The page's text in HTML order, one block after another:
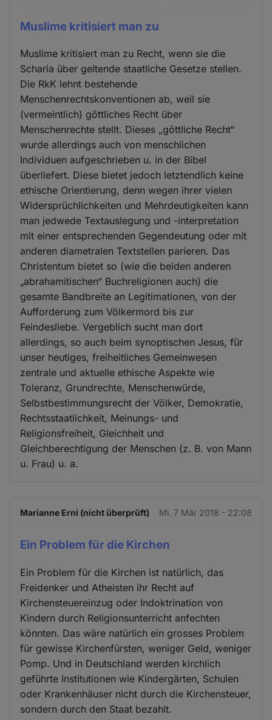
Muslime kritisiert man zu
Muslime kritisiert man zu Recht, wenn sie die
Scharia über geltende staatliche Gesetze stellen.
Die RkK lehnt bestehende
Menschenrechtskonventionen ab, weil sie
(vermeintlich) göttliches Recht über
Menschenrechte stellt. Dieses „göttliche Recht“
wurde allerdings auch von menschlichen
Individuen aufgeschrieben u. in der Bibel
überliefert. Diese bietet jedoch letztendlich keine
ethische Orientierung, denn wegen ihrer vielen
Widersprüchlichkeiten und Mehrdeutigkeiten kann
man jedwede Textauslegung und -interpretation
mit einer entsprechenden Gegendeutung oder mit
anderen diametralen Textstellen parieren. Das
Christentum bietet so (wie die beiden anderen
„abrahamitischen“ Buchreligionen auch) die
gesamte Bandbreite an Legitimationen, von der
Aufforderung zum Völkermord bis zur
Feindesliebe. Vergeblich sucht man dort
allerdings, so auch beim synoptischen Jesus, für
unser heutiges, freiheitliches Gemeinwesen
zentrale und aktuelle ethische Aspekte wie
Toleranz, Grundrechte, Menschenwürde,
Selbstbestimmungsrecht der Völker, Demokratie,
Rechtsstaatlichkeit, Meinungs- und
Religionsfreiheit, Gleichheit und
Gleichberechtigung der Menschen (z. B. von Mann
u. Frau) u. a.
Marianne Erni (nicht überprüft) Mi. 7 Mär 2018 - 22:08
Ein Problem für die Kirchen
Ein Problem für die Kirchen ist natürlich, das
Freidenker und Atheisten ihr Recht auf
Kirchensteuereinzug oder Indoktrination von
Kindern durch Religionsunterricht anfechten
könnten. Das wäre natürlich ein grosses Problem
für gewisse Kirchenfürsten, weniger Geld, weniger
Pomp. Und in Deutschland werden kirchlich
geführte Institutionen wie Kindergärten, Schulen
oder Krankenhäuser nicht durch die Kirchensteuer,
sondern durch den Staat bezahlt.